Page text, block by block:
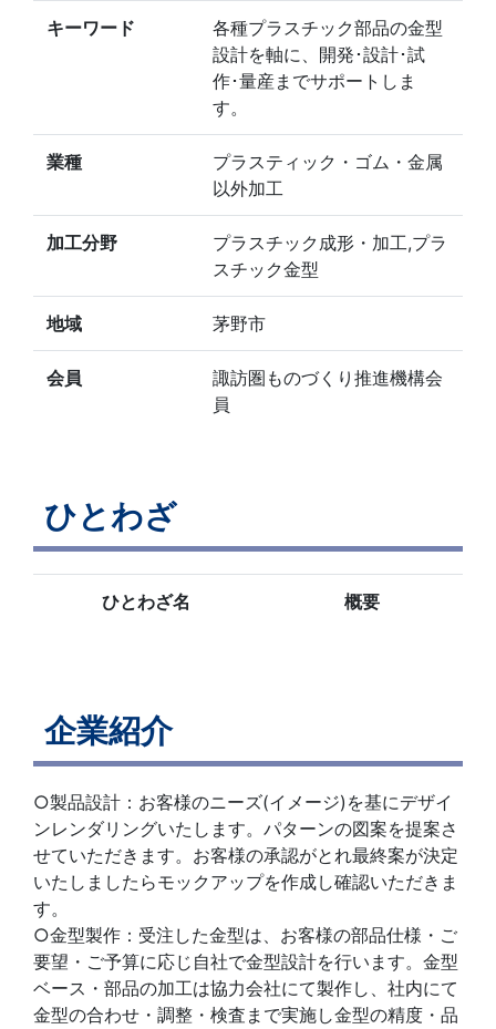
キーワード
各種プラスチック部品の金型
設計を軸に、開発･設計･試
作･量産までサポートしま
す。
業種
プラスティック・ゴム・金属
以外加工
加工分野
プラスチック成形・加工,プラ
スチック金型
地域 茅野市
会員
諏訪圏ものづくり推進機構会
員
ひとわざ
ひとわざ名 概要
企業紹介
○製品設計：お客様のニーズ(イメージ)を基にデザイ
ンレンダリングいたします。パターンの図案を提案さ
せていただきます。お客様の承認がとれ最終案が決定
いたしましたらモックアップを作成し確認いただきま
す。
○金型製作：受注した金型は、お客様の部品仕様・ご
要望・ご予算に応じ自社で金型設計を行います。金型
ベース・部品の加工は協力会社にて製作し、社内にて
金型の合わせ・調整・検査まで実施し金型の精度・品